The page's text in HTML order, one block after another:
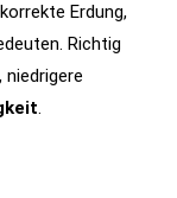
Erdung,
Richtig
, niedrigere
.